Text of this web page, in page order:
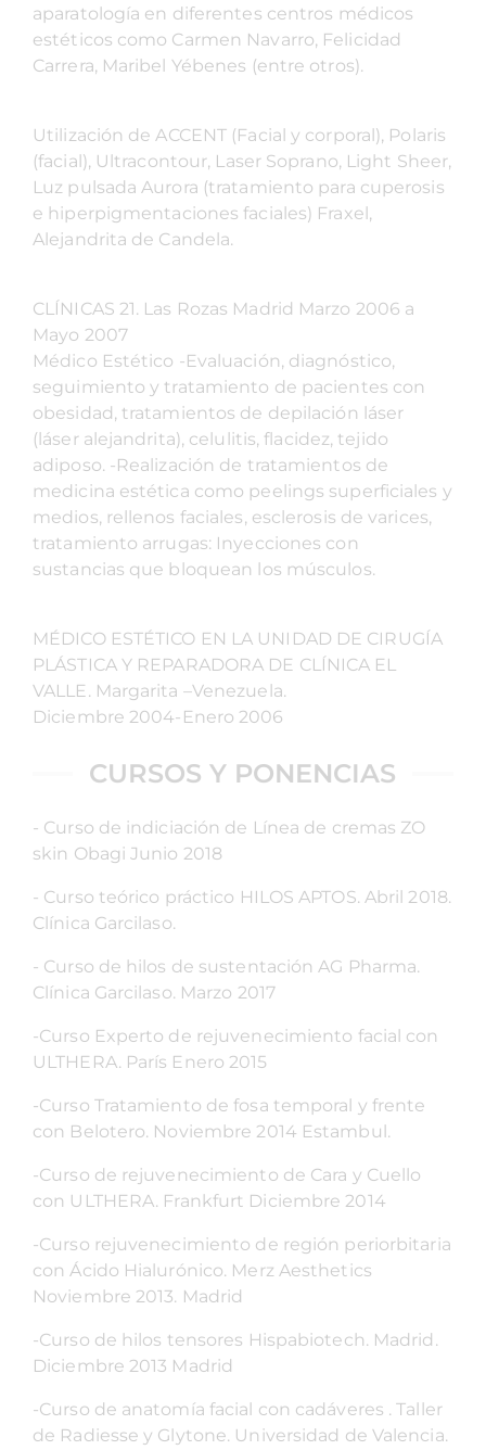
aparatología en diferentes centros médicos
estéticos como Carmen Navarro, Felicidad
Carrera, Maribel Yébenes (entre otros).
Utilización de ACCENT (Facial y corporal), Polaris
(facial), Ultracontour, Laser Soprano, Light Sheer,
Luz pulsada Aurora (tratamiento para cuperosis
e hiperpigmentaciones faciales) Fraxel,
Alejandrita de Candela.
CLÍNICAS 21. Las Rozas Madrid Marzo 2006 a
Mayo 2007
Médico Estético -Evaluación, diagnóstico,
seguimiento y tratamiento de pacientes con
obesidad, tratamientos de depilación láser
(láser alejandrita), celulitis, flacidez, tejido
adiposo. -Realización de tratamientos de
medicina estética como peelings superficiales y
medios, rellenos faciales, esclerosis de varices,
tratamiento arrugas: Inyecciones con
sustancias que bloquean los músculos.
MÉDICO ESTÉTICO EN LA UNIDAD DE CIRUGÍA
PLÁSTICA Y REPARADORA DE CLÍNICA EL
VALLE. Margarita –Venezuela.
Diciembre 2004-Enero 2006
CURSOS Y PONENCIAS
- Curso de indiciación de Línea de cremas ZO
skin Obagi Junio 2018
- Curso teórico práctico HILOS APTOS. Abril 2018.
Clínica Garcilaso.
- Curso de hilos de sustentación AG Pharma.
Clínica Garcilaso. Marzo 2017
-Curso Experto de rejuvenecimiento facial con
ULTHERA. París Enero 2015
-Curso Tratamiento de fosa temporal y frente
con Belotero. Noviembre 2014 Estambul.
-Curso de rejuvenecimiento de Cara y Cuello
con ULTHERA. Frankfurt Diciembre 2014
-Curso rejuvenecimiento de región periorbitaria
con Ácido Hialurónico. Merz Aesthetics
Noviembre 2013. Madrid
-Curso de hilos tensores Hispabiotech. Madrid.
Diciembre 2013 Madrid
-Curso de anatomía facial con cadáveres . Taller
de Radiesse y Glytone. Universidad de Valencia.